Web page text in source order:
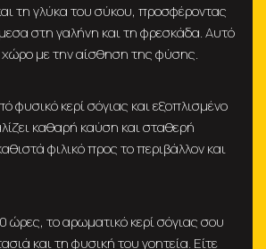
τη γλύκα του σύκου, προσφέροντας
στη γαλήνη και τη φρεσκάδα. Αυτό
χώρο με την αίσθηση της φύσης.
κερί σόγιας και εξοπλισμένο
καθαρή καύση και σταθερή
φιλικό προς το περιβάλλον και
ώρες, το αρωματικό κερί σόγιας σου
και τη φυσική του γοητεία. Είτε